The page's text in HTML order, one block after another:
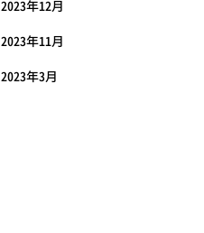
2023年12月
2023年11月
2023年3月